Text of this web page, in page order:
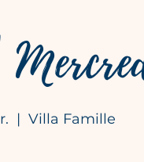
  |
Villa Famille